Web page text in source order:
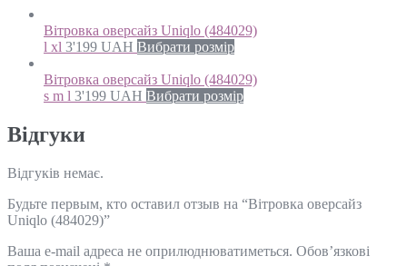
Вітровка оверсайз Uniqlo (484029)
l xl 3'199 UAH Вибрати розмір
Вітровка оверсайз Uniqlo (484029)
s m l 3'199 UAH Вибрати розмір
Відгуки
Відгуків немає.
Будьте первым, кто оставил отзыв на “Вітровка оверсайз
Uniqlo (484029)”
Ваша e-mail адреса не оприлюднюватиметься. Обов’язкові